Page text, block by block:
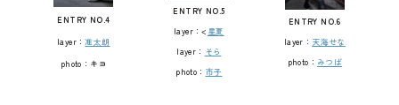
ENTRY NO.4
layer：准太朗
photo：キヨ
ENTRY NO.5
layer：< 星夏
layer： そら
photo： 市子
ENTRY NO.6
layer： 天海せな
photo： みつば